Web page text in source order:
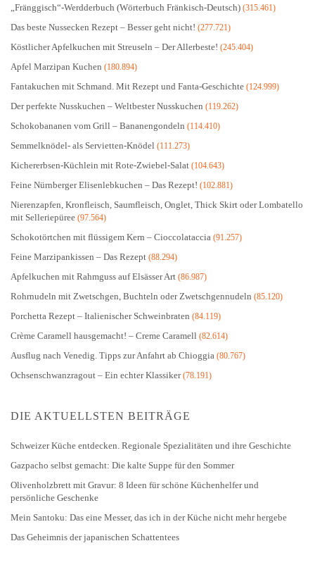
„Fränggisch“-Werdderbuch (Wörterbuch Fränkisch-Deutsch) (315.461)
Das beste Nussecken Rezept – Besser geht nicht! (277.721)
Köstlicher Apfelkuchen mit Streuseln – Der Allerbeste! (245.404)
Apfel Marzipan Kuchen (180.894)
Fantakuchen mit Schmand. Mit Rezept und Fanta-Geschichte (124.999)
Der perfekte Nusskuchen – Weltbester Nusskuchen (119.262)
Schokobananen vom Grill – Bananengondeln (114.410)
Semmelknödel- als Servietten-Knödel (111.273)
Kichererbsen-Küchlein mit Rote-Zwiebel-Salat (104.643)
Feine Nürnberger Elisenlebkuchen – Das Rezept! (102.881)
Nierenzapfen, Kronfleisch, Saumfleisch, Onglet, Thick Skirt oder Lombatello
mit Selleriepüree (97.564)
Schokotörtchen mit flüssigem Kern – Cioccolataccia (91.257)
Feine Marzipankissen – Das Rezept (88.294)
Apfelkuchen mit Rahmguss auf Elsässer Art (86.987)
Rohrnudeln mit Zwetschgen, Buchteln oder Zwetschgennudeln (85.120)
Porchetta Rezept – Italienischer Schweinbraten (84.119)
Crème Caramell hausgemacht! – Creme Caramell (82.614)
Ausflug nach Venedig. Tipps zur Anfahrt ab Chioggia (80.767)
Ochsenschwanzragout – Ein echter Klassiker(78.191)
DIE AKTUELLSTEN BEITRÄGE
Schweizer Küche entdecken. Regionale Spezialitäten und ihre Geschichte
Gazpacho selbst gemacht: Die kalte Suppe für den Sommer
Olivenholzbrett mit Gravur: 8 Ideen für schöne Küchenhelfer und
persönliche Geschenke
Mein Santoku: Das eine Messer, das ich in der Küche nicht mehr hergebe
Das Geheimnis der japanischen Schattentees